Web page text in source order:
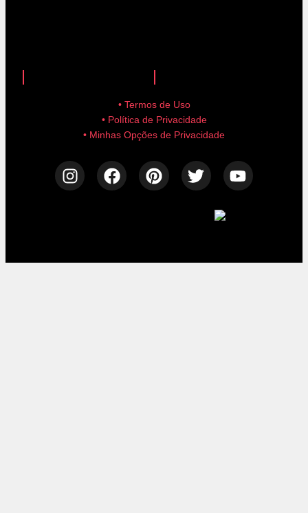
• Termos de Uso
• Política de Privacidade
• Minhas Opções de Privacidade